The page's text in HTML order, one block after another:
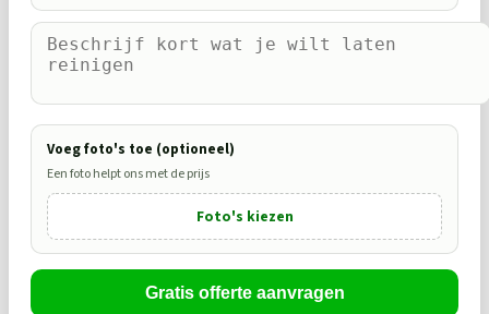
Voeg foto's toe (optioneel)
Een foto helpt ons met de prijs
Foto's kiezen
Gratis offerte aanvragen